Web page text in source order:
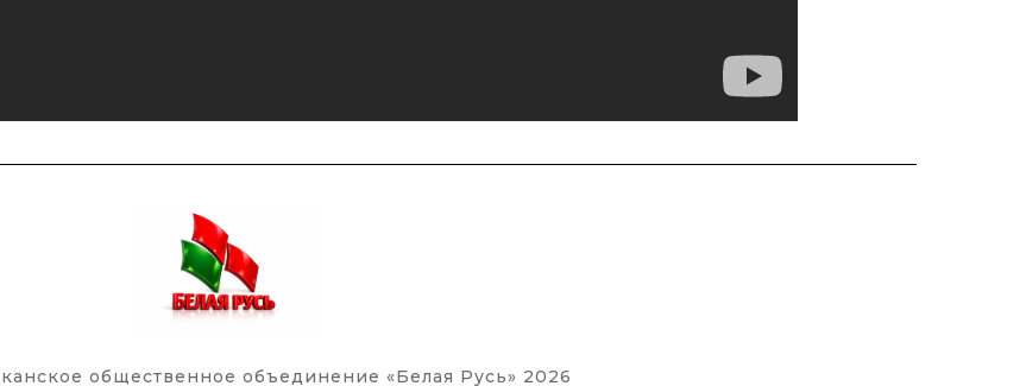
общественное объединение «Белая Русь» 2026